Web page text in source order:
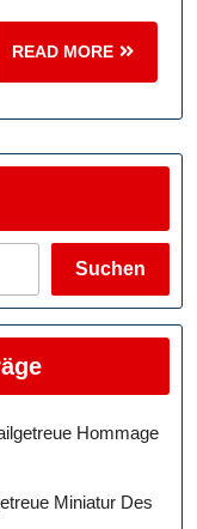
READ MORE
READ
MORE
Suchen
Hommage
Miniatur Des